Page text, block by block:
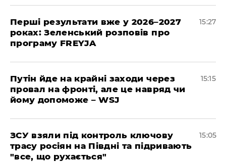
Перші результати вже у 2026–2027
роках: Зеленський розповів про
програму FREYJA
15:27
Путін йде на крайні заходи через
провал на фронті, але це навряд чи
йому допоможе – WSJ
15:15
ЗСУ взяли під контроль ключову
трасу росіян на Півдні та підривають
"все, що рухається"
15:05